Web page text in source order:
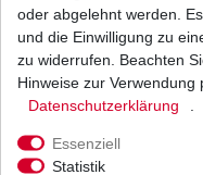
UVP
oder abgelehnt werden.
und die Einwilligung zu
zu widerrufen. Beachten
Hinweise zur
Daten­schutz­erklärung
Essenziell
Statistik